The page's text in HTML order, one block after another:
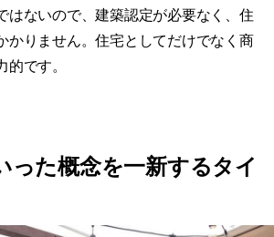
はないので、建築認定が必要なく、住
かりません。住宅としてだけでなく商
的です。
った概念を一新するタイ